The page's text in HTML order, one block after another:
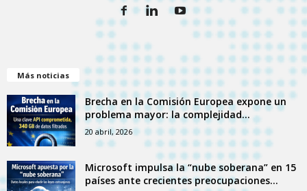
Más noticias
Brecha en la Comisión Europea expone un
problema mayor: la complejidad...
20 abril, 2026
Microsoft impulsa la “nube soberana” en 15
países ante crecientes preocupaciones...